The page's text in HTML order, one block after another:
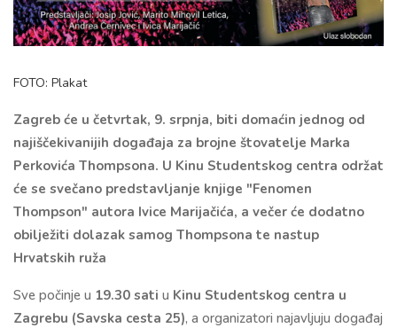
FOTO: Plakat
Zagreb će u četvrtak, 9. srpnja, biti domaćin jednog od
najiščekivanijih događaja za brojne štovatelje Marka
Perkovića Thompsona. U Kinu Studentskog centra održat
će se svečano predstavljanje knjige "Fenomen
Thompson" autora Ivice Marijačića, a večer će dodatno
obilježiti dolazak samog Thompsona te nastup
Hrvatskih ruža
Sve počinje u 19.30 sati u Kinu Studentskog centra u
Zagrebu (Savska cesta 25), a organizatori najavljuju događaj